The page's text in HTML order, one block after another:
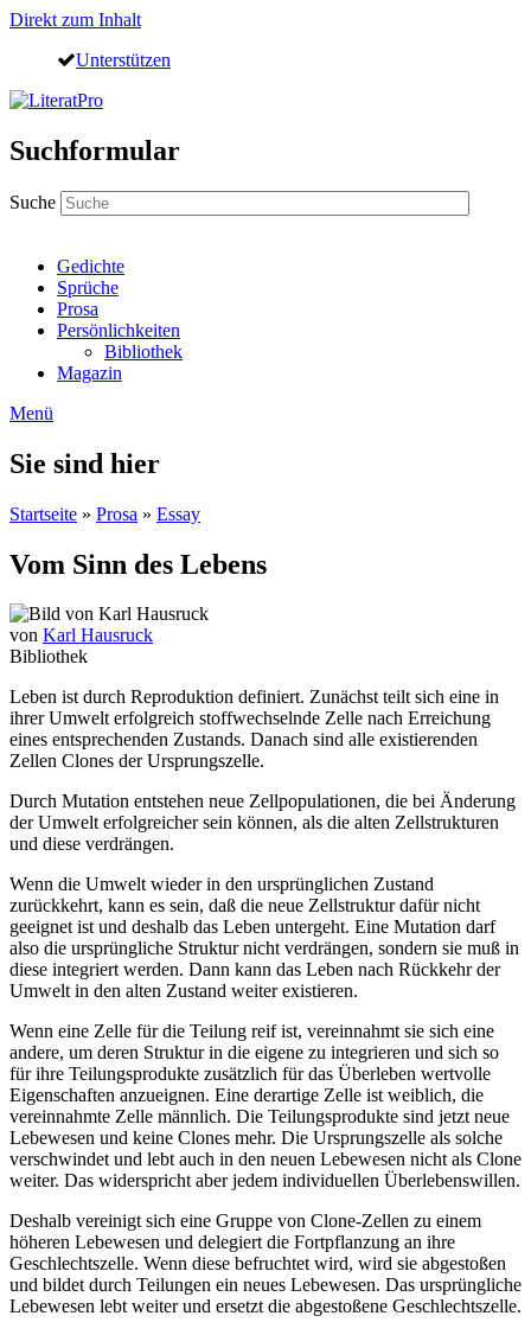
Direkt zum Inhalt
Unterstützen
Suchformular
Suche
Gedichte
Sprüche
Prosa
Persönlichkeiten
Bibliothek
Magazin
Menü
Sie sind hier
Startseite » Prosa » Essay
Vom Sinn des Lebens
von Karl Hausruck
Bibliothek
Leben ist durch Reproduktion definiert. Zunächst teilt sich eine in
ihrer Umwelt erfolgreich stoffwechselnde Zelle nach Erreichung
eines entsprechenden Zustands. Danach sind alle existierenden
Zellen Clones der Ursprungszelle.
Durch Mutation entstehen neue Zellpopulationen, die bei Änderung
der Umwelt erfolgreicher sein können, als die alten Zellstrukturen
und diese verdrängen.
Wenn die Umwelt wieder in den ursprünglichen Zustand
zurückkehrt, kann es sein, daß die neue Zellstruktur dafür nicht
geeignet ist und deshalb das Leben untergeht. Eine Mutation darf
also die ursprüngliche Struktur nicht verdrängen, sondern sie muß in
diese integriert werden. Dann kann das Leben nach Rückkehr der
Umwelt in den alten Zustand weiter existieren.
Wenn eine Zelle für die Teilung reif ist, vereinnahmt sie sich eine
andere, um deren Struktur in die eigene zu integrieren und sich so
für ihre Teilungsprodukte zusätzlich für das Überleben wertvolle
Eigenschaften anzueignen. Eine derartige Zelle ist weiblich, die
vereinnahmte Zelle männlich. Die Teilungsprodukte sind jetzt neue
Lebewesen und keine Clones mehr. Die Ursprungszelle als solche
verschwindet und lebt auch in den neuen Lebewesen nicht als Clone
weiter. Das widerspricht aber jedem individuellen Überlebenswillen.
Deshalb vereinigt sich eine Gruppe von Clone-Zellen zu einem
höheren Lebewesen und delegiert die Fortpflanzung an ihre
Geschlechtszelle. Wenn diese befruchtet wird, wird sie abgestoßen
und bildet durch Teilungen ein neues Lebewesen. Das ursprüngliche
Lebewesen lebt weiter und ersetzt die abgestoßene Geschlechtszelle.